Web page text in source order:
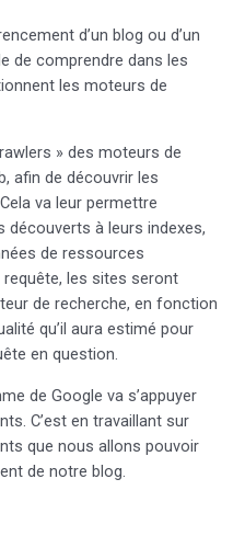
d’un blog ou d’un
de comprendre dans les
les moteurs de
» des moteurs de
afin de découvrir les
va leur permettre
découverts à leurs indexes,
de ressources
requête, les sites seront
de recherche, en fonction
qu’il aura estimé pour
en question.
de Google va s’appuyer
C’est en travaillant sur
que nous allons pouvoir
de notre blog.